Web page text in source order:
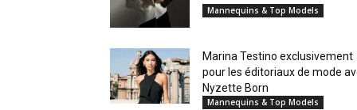
Mannequins & Top Models
Marina Testino exclusivement
pour les éditoriaux de mode
Nyzette Born
Mannequins & Top Models